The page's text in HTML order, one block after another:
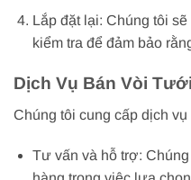
Lắp đặt lại: Chúng tôi
kiểm tra để đảm bảo
Dịch Vụ Bán Vòi
Chúng tôi cung cấp dịch
Tư vấn và hỗ trợ: